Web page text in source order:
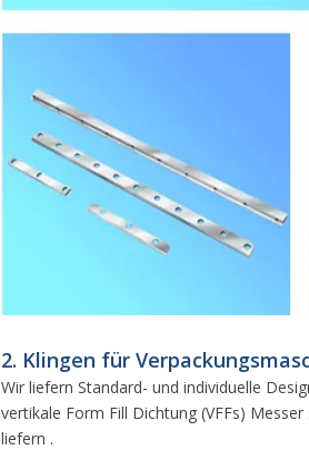
2. Klingen für
Wir liefern Standard- und individuelle
vertikale Form Fill Dichtung (VFFs)
liefern .